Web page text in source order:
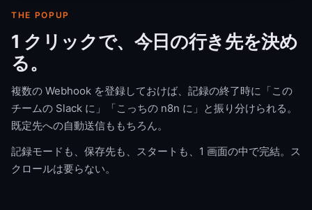
THE POPUP
1 クリックで、今日の行き先を決め
る。
複数の Webhook を登録しておけば、記録の終了時に「この
チームの Slack に」「こっちの n8n に」と振り分けられる。
既定先への自動送信ももちろん。
記録モードも、保存先も、スタートも、1 画面の中で完結。ス
クロールは要らない。